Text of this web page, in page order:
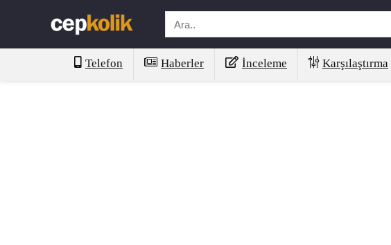
Telefon Haberler İnceleme Karşılaştırma